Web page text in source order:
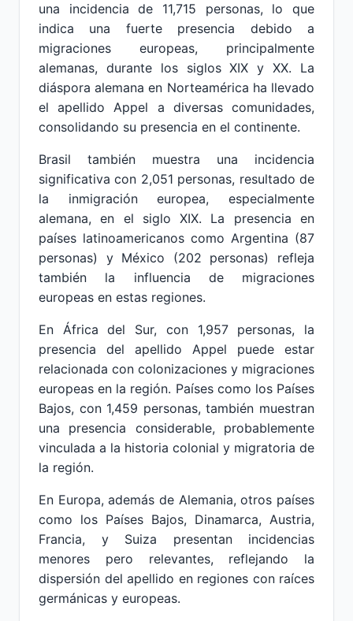
una incidencia de 11,715 personas, lo que
indica una fuerte presencia debido a
migraciones europeas, principalmente
alemanas, durante los siglos XIX y XX. La
diáspora alemana en Norteamérica ha llevado
el apellido Appel a diversas comunidades,
consolidando su presencia en el continente.
Brasil también muestra una incidencia
significativa con 2,051 personas, resultado de
la inmigración europea, especialmente
alemana, en el siglo XIX. La presencia en
países latinoamericanos como Argentina (87
personas) y México (202 personas) refleja
también la influencia de migraciones
europeas en estas regiones.
En África del Sur, con 1,957 personas, la
presencia del apellido Appel puede estar
relacionada con colonizaciones y migraciones
europeas en la región. Países como los Países
Bajos, con 1,459 personas, también muestran
una presencia considerable, probablemente
vinculada a la historia colonial y migratoria de
la región.
En Europa, además de Alemania, otros países
como los Países Bajos, Dinamarca, Austria,
Francia, y Suiza presentan incidencias
menores pero relevantes, reflejando la
dispersión del apellido en regiones con raíces
germánicas y europeas.